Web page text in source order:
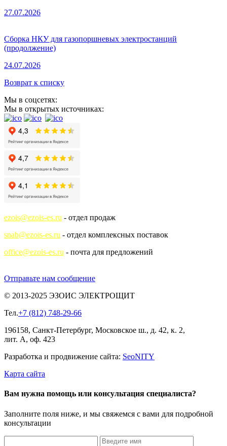
27.07.2026
Сборка НКУ для газопоршневых электростанций
(продолжение)
24.07.2026
Возврат к списку
Мы в соцсетях:
Мы в открытых источниках:
ezois@ezois-es.ru - отдел продаж
snab@ezois-es.ru - отдел комплексных поставок
office@ezois-es.ru - почта для предложений
Отправьте нам сообщение
© 2013-2025 ЭЗОИС ЭЛЕКТРОЩИТ
Тел.+7 (812) 748-29-66
196158, Санкт-Петербург, Московское ш., д. 42, к. 2,
лит. А, оф. 423
Разработка и продвижение сайта: SeoNITY
Карта сайта
Вам нужна помощь или консультация специалиста?
Заполните поля ниже, и мы свяжемся с вами для подробной
консультации